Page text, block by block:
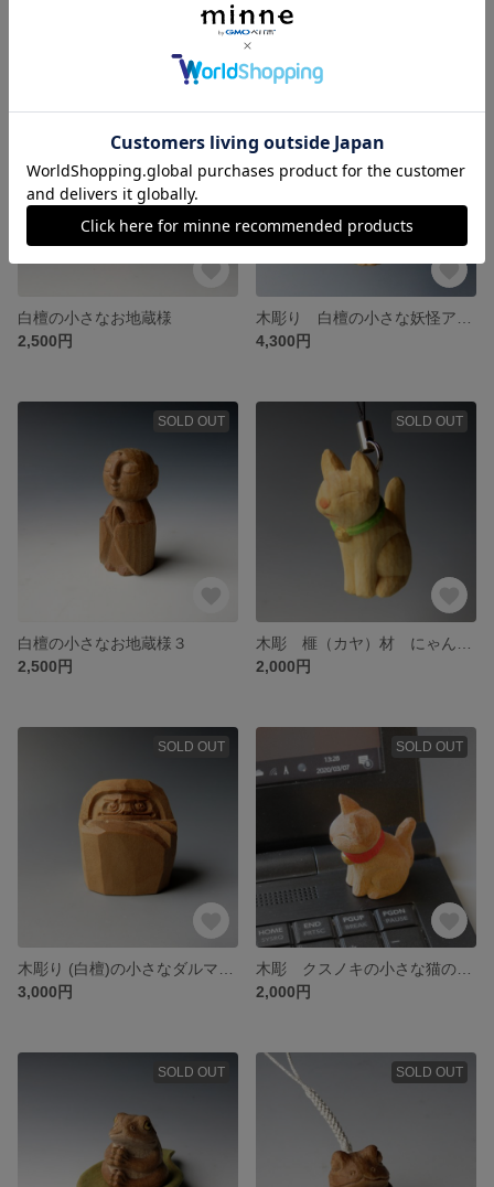
15,000円
白檀の小さなお地蔵様
2,500円
4,300円
SOLD OUT
白檀の小さなお地蔵様３
2,500円
SOLD OUT
2,000円
SOLD OUT
3,000円
SOLD OUT
2,000円
SOLD OUT SOLD OUT